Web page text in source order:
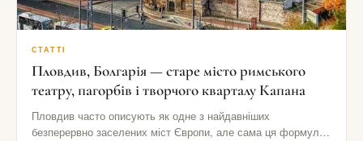
СТАТТІ
Пловдив, Болгарія — старе місто римського
театру, пагорбів і творчого кварталу Капана
Пловдив часто описують як одне з найдавніших
безперервно заселених міст Європи, але сама ця формула